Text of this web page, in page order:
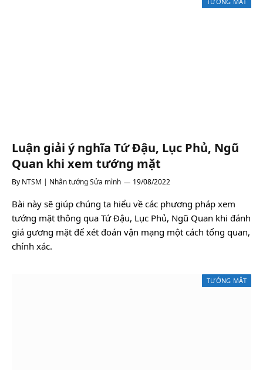
Luận giải ý nghĩa Tứ Đậu, Lục Phủ, Ngũ
Quan khi xem tướng mặt
By NTSM | Nhân tướng Sửa mình 19/08/2022
Bài này sẽ giúp chúng ta hiểu về các phương pháp xem
tướng mặt thông qua Tứ Đậu, Lục Phủ, Ngũ Quan khi đánh
giá gương mặt để xét đoán vận mạng một cách tổng quan,
chính xác.
TƯỚNG MẶT